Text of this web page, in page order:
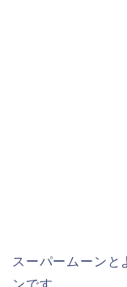
スーパームーンと